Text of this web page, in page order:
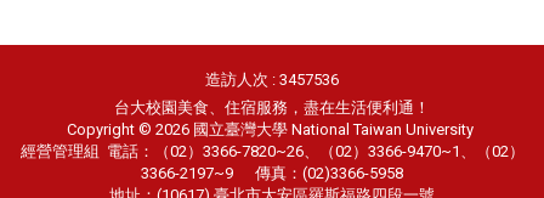
造訪人次 : 3457536
台大校園美食、住宿服務，盡在生活便利通！
Copyright © 2026 國立臺灣大學 National Taiwan University
經營管理組 電話：（02）3366-7820~26、（02）3366-9470~1、（02）
3366-2197~9 傳真：(02)3366-5958